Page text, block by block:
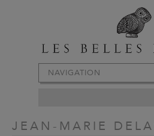
NAVIGATION
JEAN-MARIE